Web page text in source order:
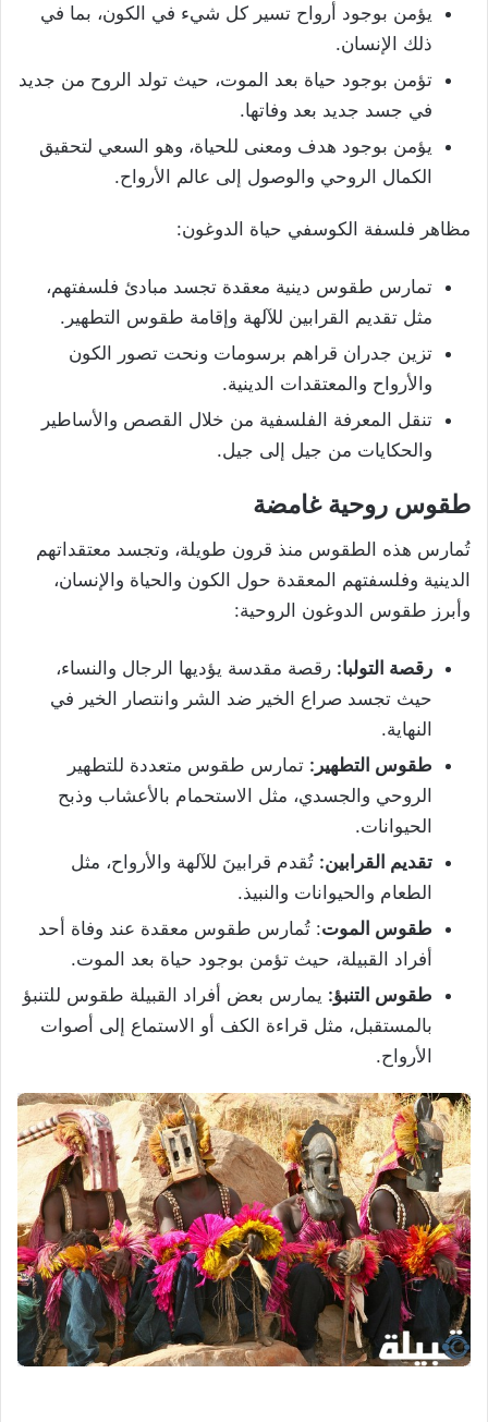
يؤمن بوجود أرواح تسير كل شيء في الكون، بما في
ذلك الإنسان.
تؤمن بوجود حياة بعد الموت، حيث تولد الروح من جديد
في جسد جديد بعد وفاتها.
يؤمن بوجود هدف ومعنى للحياة، وهو السعي لتحقيق
الكمال الروحي والوصول إلى عالم الأرواح.
مظاهر فلسفة الكوسفي حياة الدوغون:
تمارس طقوس دينية معقدة تجسد مبادئ فلسفتهم،
مثل تقديم القرابين للآلهة وإقامة طقوس التطهير.
تزين جدران قراهم برسومات ونحت تصور الكون
والأرواح والمعتقدات الدينية.
تنقل المعرفة الفلسفية من خلال القصص والأساطير
والحكايات من جيل إلى جيل.
طقوس روحية غامضة
تُمارس هذه الطقوس منذ قرون طويلة، وتجسد معتقداتهم
الدينية وفلسفتهم المعقدة حول الكون والحياة والإنسان،
وأبرز طقوس الدوغون الروحية:
رقصة التولبا: رقصة مقدسة يؤديها الرجال والنساء،
حيث تجسد صراع الخير ضد الشر وانتصار الخير في
النهاية.
طقوس التطهير: تمارس طقوس متعددة للتطهير
الروحي والجسدي، مثل الاستحمام بالأعشاب وذبح
الحيوانات.
تقديم القرابين: تُقدم قرابينَ للآلهة والأرواح، مثل
الطعام والحيوانات والنبيذ.
طقوس الموت: تُمارس طقوس معقدة عند وفاة أحد
أفراد القبيلة، حيث تؤمن بوجود حياة بعد الموت.
طقوس التنبؤ: يمارس بعض أفراد القبيلة طقوس للتنبؤ
بالمستقبل، مثل قراءة الكف أو الاستماع إلى أصوات
الأرواح.